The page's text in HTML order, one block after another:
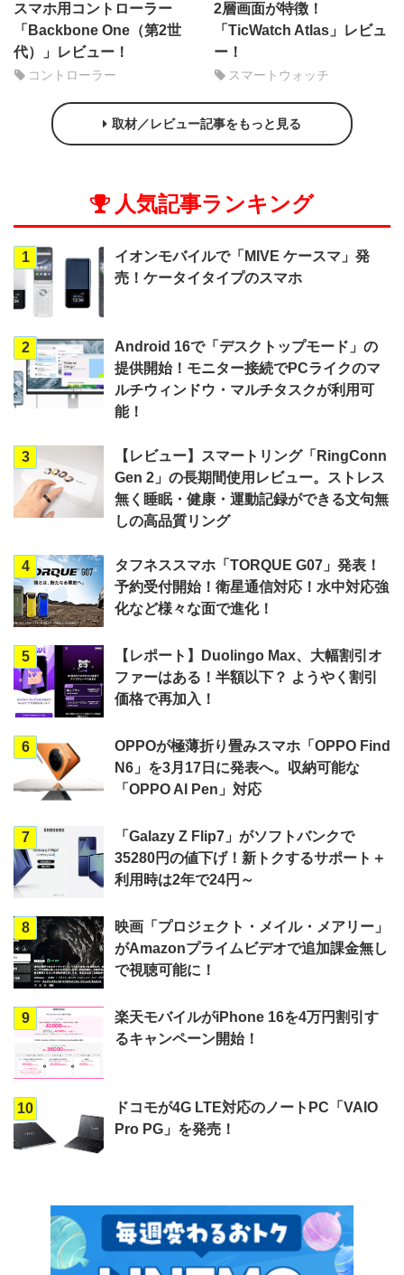
スマホ用コントローラー
「Backbone One（第2世
代）」レビュー！
コントローラー
2層画面が特徴！
「TicWatch Atlas」レビュ
ー！
スマートウォッチ
取材／レビュー記事をもっと見る
人気記事ランキング
1
イオンモバイルで「MIVE ケースマ」発
売！ケータイタイプのスマホ
2
Android 16で「デスクトップモード」の
提供開始！モニター接続でPCライクのマ
ルチウィンドウ・マルチタスクが利用可
能！
3
【レビュー】スマートリング「RingConn
Gen 2」の長期間使用レビュー。ストレス
無く睡眠・健康・運動記録ができる文句無
しの高品質リング
4
タフネススマホ「TORQUE G07」発表！
予約受付開始！衛星通信対応！水中対応強
化など様々な面で進化！
5
【レポート】Duolingo Max、大幅割引オ
ファーはある！半額以下？ ようやく割引
価格で再加入！
6
OPPOが極薄折り畳みスマホ「OPPO Find
N6」を3月17日に発表へ。収納可能な
「OPPO AI Pen」対応
7
「Galazy Z Flip7」がソフトバンクで
35280円の値下げ！新トクするサポート＋
利用時は2年で24円～
8
映画「プロジェクト・メイル・メアリー」
がAmazonプライムビデオで追加課金無し
で視聴可能に！
9
楽天モバイルがiPhone 16を4万円割引す
るキャンペーン開始！
10
ドコモが4G LTE対応のノートPC「VAIO
Pro PG」を発売！